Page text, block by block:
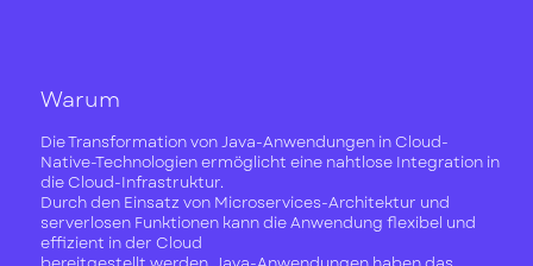
Warum
Die Transformation von Java-Anwendungen in Cloud-
Native-Technologien ermöglicht eine nahtlose Integration in
die Cloud-Infrastruktur.
Durch den Einsatz von Microservices-Architektur und
serverlosen Funktionen kann die Anwendung flexibel und
effizient in der Cloud